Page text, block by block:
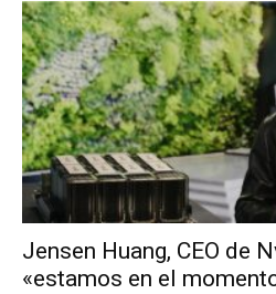
Jensen Huang, CEO de
«estamos en el